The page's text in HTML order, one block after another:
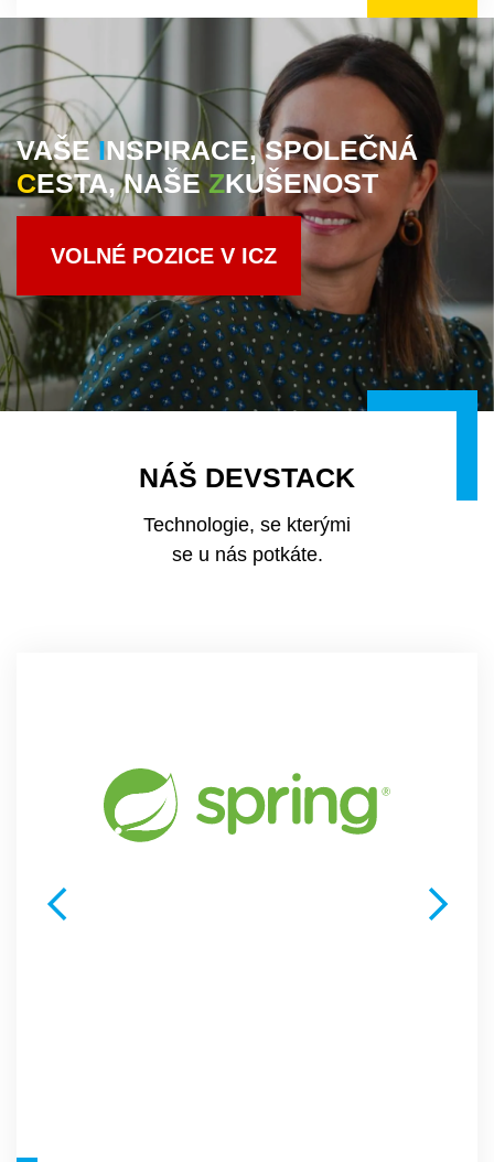
VAŠE INSPIRACE,SPOLEČNÁ
CESTA,NAŠE ZKUŠENOST
VOLNÉ POZICE V ICZ
NÁŠ DEVSTACK
Technologie, se kterými
se u nás potkáte.